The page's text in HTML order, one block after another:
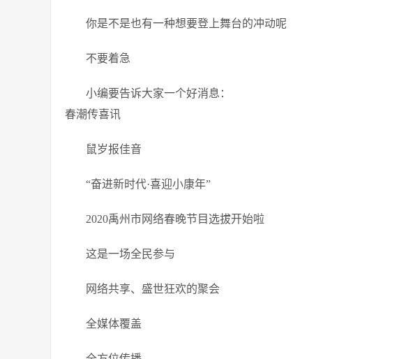
你是不是也有一种想要登上舞台的冲动呢
不要着急
小编要告诉大家一个好消息：
春潮传喜讯
鼠岁报佳音
“奋进新时代·喜迎小康年”
2020禹州市网络春晚节目选拔开始啦
这是一场全民参与
网络共享、盛世狂欢的聚会
全媒体覆盖